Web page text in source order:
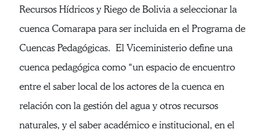
Recursos Hídricos y Riego de Bolivia a seleccionar la
cuenca Comarapa para ser incluida en el Programa de
Cuencas Pedagógicas. El Viceministerio define una
cuenca pedagógica como “un espacio de encuentro
entre el saber local de los actores de la cuenca en
relación con la gestión del agua y otros recursos
naturales, y el saber académico e institucional, en el